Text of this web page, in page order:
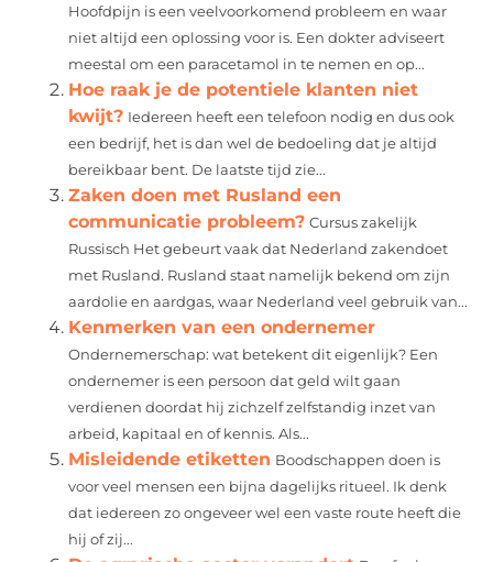
Hoofdpijn is een veelvoorkomend probleem en waar
niet altijd een oplossing voor is. Een dokter adviseert
meestal om een paracetamol in te nemen en op...
Hoe raak je de potentiele klanten niet
kwijt? Iedereen heeft een telefoon nodig en dus ook
een bedrijf, het is dan wel de bedoeling dat je altijd
bereikbaar bent. De laatste tijd zie...
Zaken doen met Rusland een
communicatie probleem? Cursus zakelijk
Russisch Het gebeurt vaak dat Nederland zakendoet
met Rusland. Rusland staat namelijk bekend om zijn
aardolie en aardgas, waar Nederland veel gebruik van...
Kenmerken van een ondernemer
Ondernemerschap: wat betekent dit eigenlijk? Een
ondernemer is een persoon dat geld wilt gaan
verdienen doordat hij zichzelf zelfstandig inzet van
arbeid, kapitaal en of kennis. Als...
Misleidende etiketten Boodschappen doen is
voor veel mensen een bijna dagelijks ritueel. Ik denk
dat iedereen zo ongeveer wel een vaste route heeft die
hij of zij...